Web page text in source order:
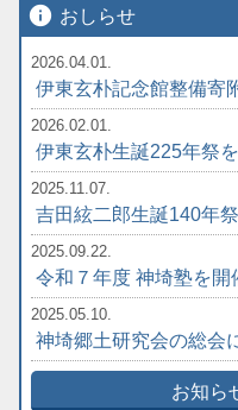
info おしらせ
2026.04.01.
伊東玄朴記念館整備寄
2026.02.01.
伊東玄朴生誕225年祭
2025.11.07.
吉田絃二郎生誕140年
2025.09.22.
令和７年度 神埼塾を開
2025.05.10.
神埼郷土研究会の総会
お知ら